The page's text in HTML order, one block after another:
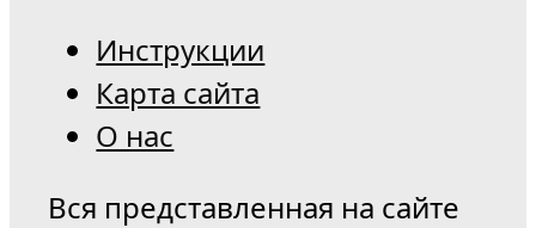
Инструкции
Карта сайта
О нас
Вся представленная на сайте